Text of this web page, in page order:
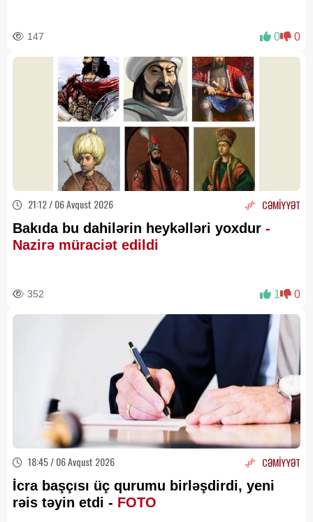
147 0 0
21:12 / 06 Avqust 2026 CƏMİYYƏT
Bakıda bu dahilərin heykəlləri yoxdur -
Nazirə müraciət edildi
352 1 0
18:45 / 06 Avqust 2026 CƏMİYYƏT
İcra başçısı üç qurumu birləşdirdi, yeni
rəis təyin etdi - FOTO